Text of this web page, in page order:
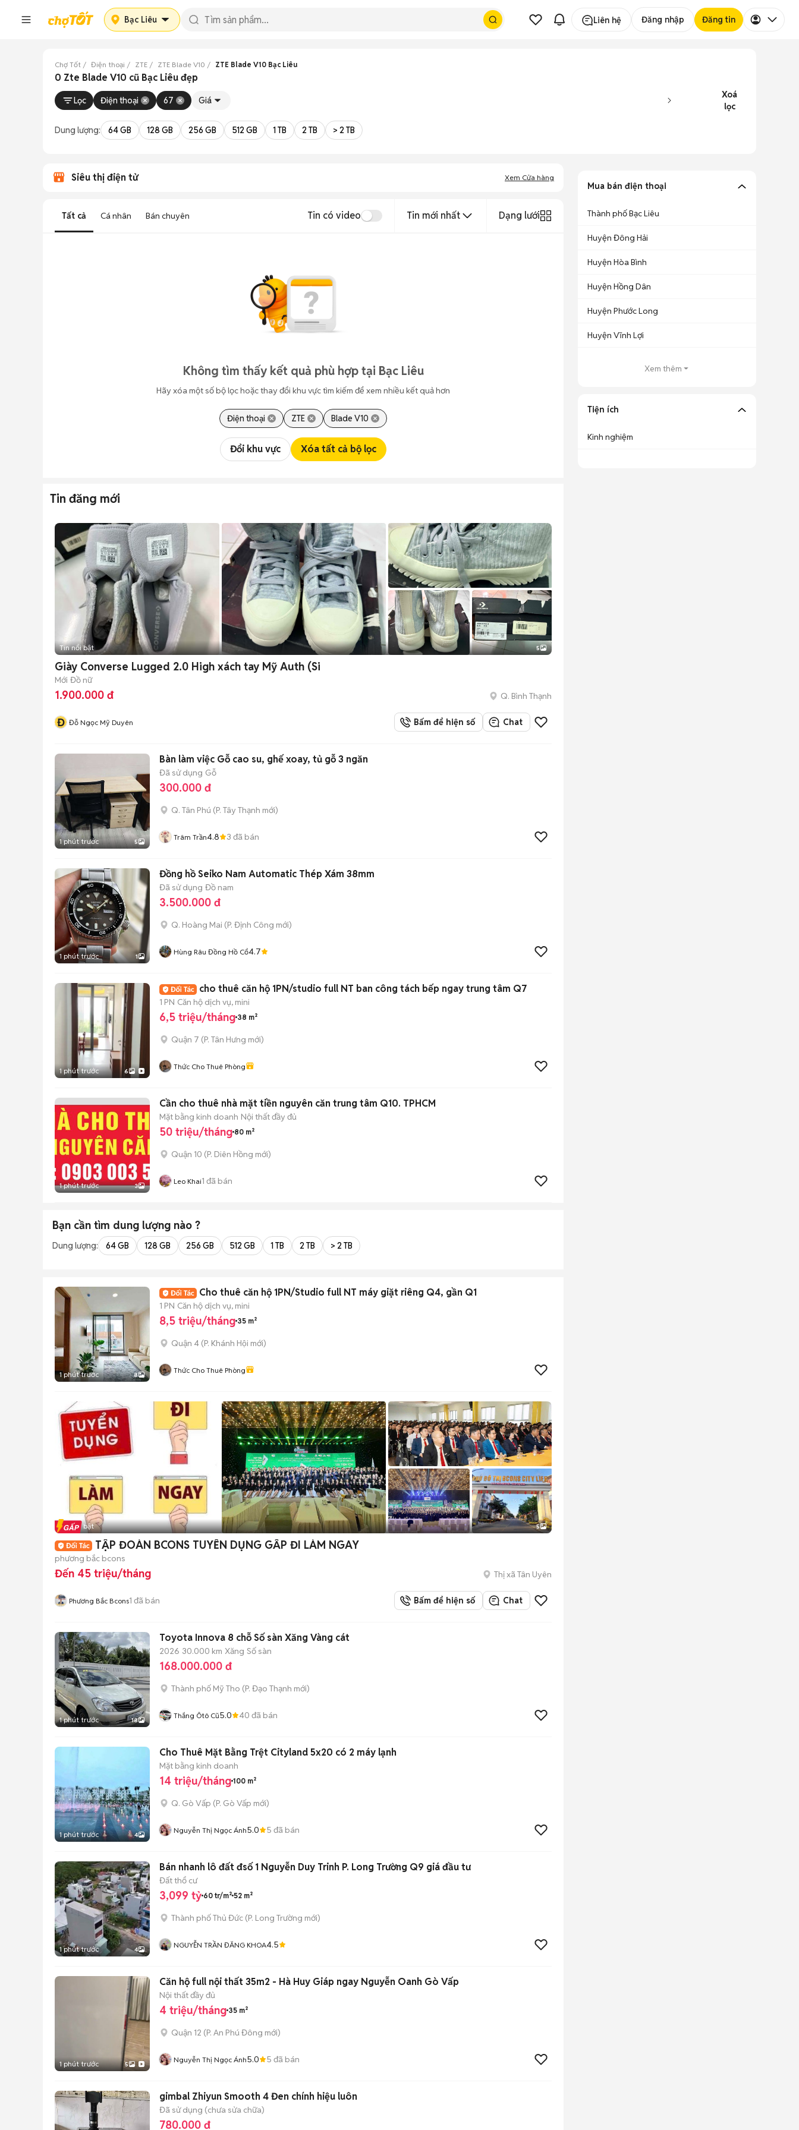
Bạc Liêu Liên hệ Đăng nhập Đăng tin
Chợ Tốt Điện thoại ZTE ZTE Blade V10 ZTE Blade V10 Bạc Liêu
0 Zte Blade V10 cũ Bạc Liêu đẹp
Lọc Điện thoại 67 Giá
Xoá
lọc
Dung lượng: 64 GB 128 GB 256 GB 512 GB 1 TB 2 TB > 2 TB
Siêu thị điện tử Xem Cửa hàng
Tất cả Cá nhân Bán chuyên Tin có video Tin mới nhất Dạng lưới
Không tìm thấy kết quả phù hợp tại Bạc Liêu
Hãy xóa một số bộ lọc hoặc thay đổi khu vực tìm kiếm để xem nhiều kết quả hơn
Điện thoại ZTE Blade V10
Đổi khu vực Xóa tất cả bộ lọc
Tin đăng mới
Tin nổi bật 5
Giày Converse Lugged 2.0 High xách tay Mỹ Auth (Si
Mới Đồ nữ
1.900.000 đ Q. Bình Thạnh
Đ Đỗ Ngọc Mỹ Duyên Bấm để hiện số Chat
1 phút trước 5
Bàn làm việc Gỗ cao su, ghế xoay, tủ gỗ 3 ngăn
Đã sử dụng Gỗ
300.000 đ
Q. Tân Phú (P. Tây Thạnh mới)
Trâm Trần4.8 3 đã bán
1 phút trước 1
Đồng hồ Seiko Nam Automatic Thép Xám 38mm
Đã sử dụng Đồ nam
3.500.000 đ
Q. Hoàng Mai (P. Định Công mới)
Hùng Râu Đồng Hồ Cổ4.7
1 phút trước 6
cho thuê căn hộ 1PN/studio full NT ban công tách bếp ngay trung tâm Q7
1 PN Căn hộ dịch vụ, mini
6,5 triệu/tháng 38 m²
Quận 7 (P. Tân Hưng mới)
Thức Cho Thuê Phòng
1 phút trước 3
Cần cho thuê nhà mặt tiền nguyên căn trung tâm Q10. TPHCM
Mặt bằng kinh doanh Nội thất đầy đủ
50 triệu/tháng 80 m²
Quận 10 (P. Diên Hồng mới)
Leo Khai1 đã bán
Bạn cần tìm dung lượng nào ?
Dung lượng: 64 GB 128 GB 256 GB 512 GB 1 TB 2 TB > 2 TB
1 phút trước 8
Cho thuê căn hộ 1PN/Studio full NT máy giặt riêng Q4, gần Q1
1 PN Căn hộ dịch vụ, mini
8,5 triệu/tháng 35 m²
Quận 4 (P. Khánh Hội mới)
Thức Cho Thuê Phòng
Tin nổi bật 5
TẬP ĐOÀN BCONS TUYỂN DỤNG GẤP ĐI LÀM NGAY
phương bắc bcons
Đến 45 triệu/tháng Thị xã Tân Uyên
Phương Bắc Bcons1 đã bán Bấm để hiện số Chat
1 phút trước 18
Toyota Innova 8 chỗ Số sàn Xăng Vàng cát
2026 30.000 km Xăng Số sàn
168.000.000 đ
Thành phố Mỹ Tho (P. Đạo Thạnh mới)
Thắng Ôtô Cũ5.0 40 đã bán
1 phút trước 4
Cho Thuê Mặt Bằng Trệt Cityland 5x20 có 2 máy lạnh
Mặt bằng kinh doanh
14 triệu/tháng 100 m²
Q. Gò Vấp (P. Gò Vấp mới)
Nguyễn Thị Ngọc Ánh5.0 5 đã bán
1 phút trước 4
Bán nhanh lô đất đsố 1 Nguyễn Duy Trinh P. Long Trường Q9 giá đầu tư
Đất thổ cư
3,099 tỷ 60 tr/m² 52 m²
Thành phố Thủ Đức (P. Long Trường mới)
NGUYỄN TRẦN ĐĂNG KHOA4.5
1 phút trước 5
Căn hộ full nội thất 35m2 - Hà Huy Giáp ngay Nguyễn Oanh Gò Vấp
Nội thất đầy đủ
4 triệu/tháng 35 m²
Quận 12 (P. An Phú Đông mới)
Nguyễn Thị Ngọc Ánh5.0 5 đã bán
gimbal Zhiyun Smooth 4 Đen chính hiệu luôn
Đã sử dụng (chưa sửa chữa)
780.000 đ
Mua bán điện thoại
Thành phố Bạc Liêu
Huyện Đông Hải
Huyện Hòa Bình
Huyện Hồng Dân
Huyện Phước Long
Huyện Vĩnh Lợi
Xem thêm
Tiện ích
Kinh nghiệm